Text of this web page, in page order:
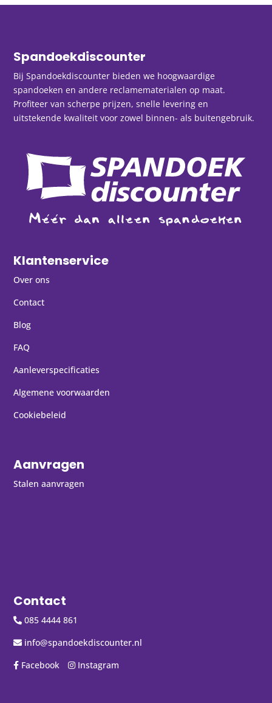
Spandoekdiscounter
Bij Spandoekdiscounter bieden we hoogwaardige
spandoeken en andere reclamematerialen op maat.
Profiteer van scherpe prijzen, snelle levering en
uitstekende kwaliteit voor zowel binnen- als buitengebruik.
Klantenservice
Over ons
Contact
Blog
FAQ
Aanleverspecificaties
Algemene voorwaarden
Cookiebeleid
Aanvragen
Stalen aanvragen
Contact
085 4444 861
info@spandoekdiscounter.nl
Facebook
Instagram